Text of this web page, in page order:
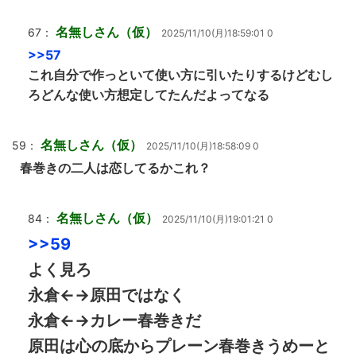
67： 名無しさん（仮） 2025/11/10(月)18:59:01 0
>>57
これ自分で作っといて使い方に引いたりするけどむし
ろどんな使い方想定してたんだよってなる
59： 名無しさん（仮） 2025/11/10(月)18:58:09 0
春巻きの二人は恋してるかこれ？
84： 名無しさん（仮） 2025/11/10(月)19:01:21 0
>>59
よく見ろ
永倉←→原田ではなく
永倉←→カレー春巻きだ
原田は心の底からプレーン春巻きうめーと